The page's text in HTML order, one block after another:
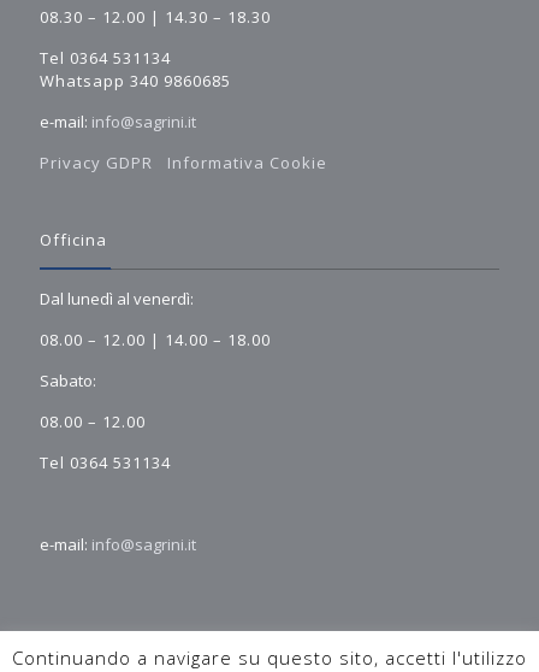
08.30 – 12.00 | 14.30 – 18.30
Tel 0364 531134
Whatsapp 340 9860685
e-mail: info@sagrini.it
Privacy GDPR
Informativa Cookie
Officina
Dal lunedì al venerdì:
08.00 – 12.00 | 14.00 – 18.00
Sabato:
08.00 – 12.00
Tel 0364 531134
e-mail: info@sagrini.it
Continuando a navigare su questo sito, accetti l'utilizzo